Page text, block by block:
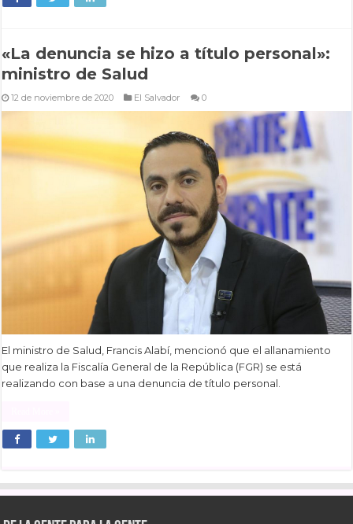
«La denuncia se hizo a título personal»:
ministro de Salud
12 de noviembre de 2020 El Salvador 0
El ministro de Salud, Francis Alabí, mencionó que el allanamiento
que realiza la Fiscalía General de la República (FGR) se está
realizando con base a una denuncia de título personal.